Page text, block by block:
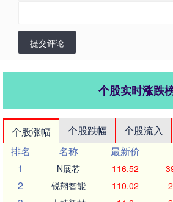
提交评论
个股实时涨跌
个股涨幅 个股跌幅 个股流入
排名
名称 最新价
1
N展芯 116.52
2 锐翔智能 110.02